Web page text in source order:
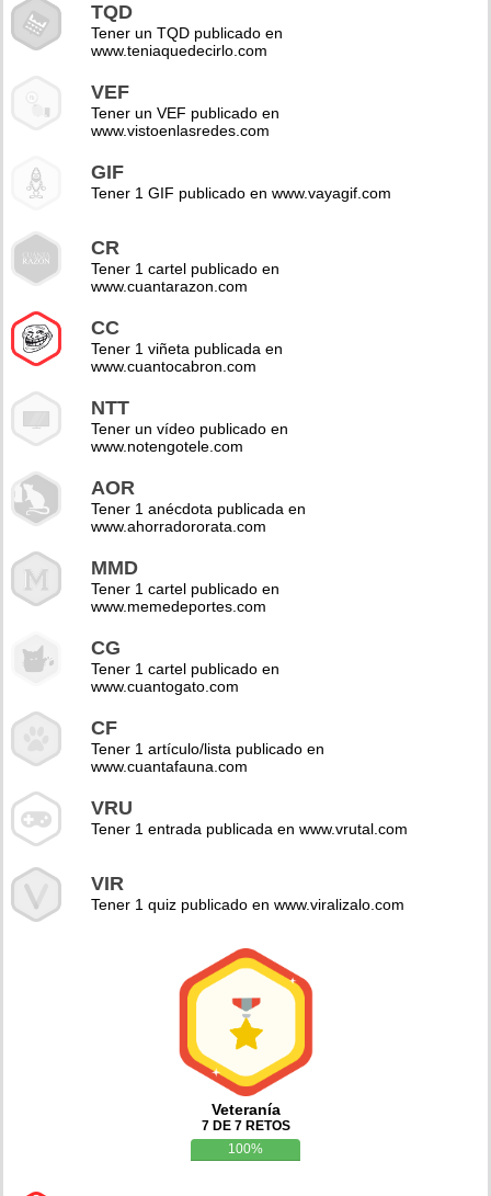
TQD
Tener un TQD publicado en
www.teniaquedecirlo.com
VEF
Tener un VEF publicado en
www.vistoenlasredes.com
GIF
Tener 1 GIF publicado en www.vayagif.com
CR
Tener 1 cartel publicado en
www.cuantarazon.com
CC
Tener 1 viñeta publicada en
www.cuantocabron.com
NTT
Tener un vídeo publicado en
www.notengotele.com
AOR
Tener 1 anécdota publicada en
www.ahorradororata.com
MMD
Tener 1 cartel publicado en
www.memedeportes.com
CG
Tener 1 cartel publicado en
www.cuantogato.com
CF
Tener 1 artículo/lista publicado en
www.cuantafauna.com
VRU
Tener 1 entrada publicada en www.vrutal.com
VIR
Tener 1 quiz publicado en www.viralizalo.com
Veteranía
7 DE 7 RETOS
100%